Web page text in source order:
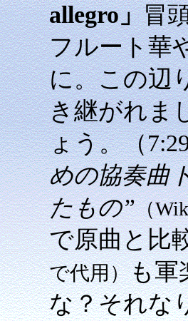
allegro」冒
フルート華
に。この辺
き継がれま
ょう。（
めの協奏曲
たもの”（
で原曲と比
で代用）も軍
な？それな